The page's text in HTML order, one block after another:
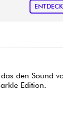
den Sound
Edition.